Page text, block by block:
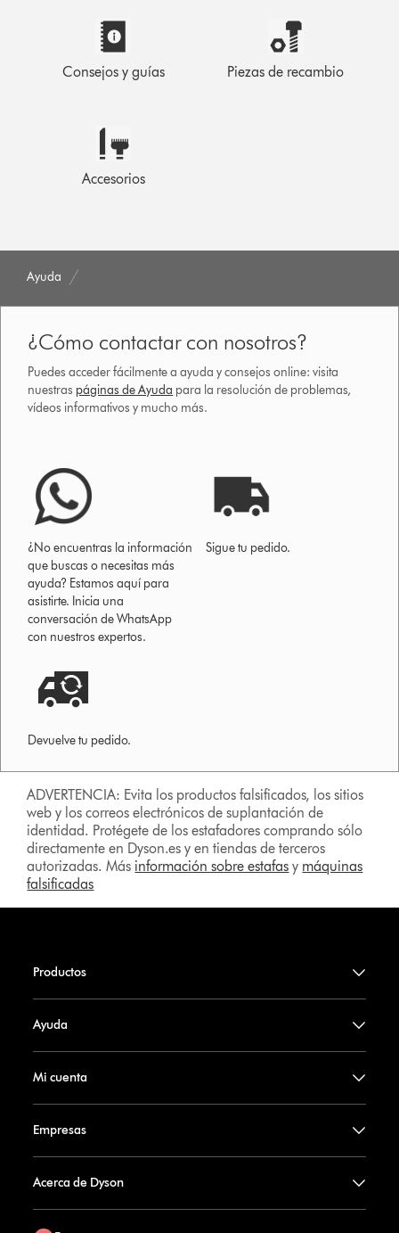
Consejos y guías Piezas de recambio
Accesorios
Ayuda
¿Cómo contactar con nosotros?
Puedes acceder fácilmente a ayuda y consejos online: visita
nuestras páginas de Ayuda para la resolución de problemas,
vídeos informativos y mucho más.
¿No encuentras la información
que buscas o necesitas más
ayuda? Estamos aquí para
asistirte. Inicia una
conversación de WhatsApp
con nuestros expertos.
Sigue tu pedido.
Devuelve tu pedido.
ADVERTENCIA: Evita los productos falsificados, los sitios
web y los correos electrónicos de suplantación de
identidad. Protégete de los estafadores comprando sólo
directamente en Dyson.es y en tiendas de terceros
autorizadas. Más información sobre estafas y máquinas
falsificadas
Productos
Ayuda
Mi cuenta
Empresas
Acerca de Dyson